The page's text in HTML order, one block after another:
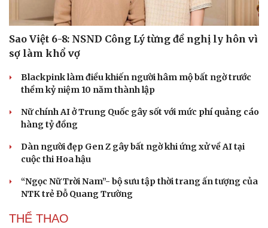
Hạt giống tâm hồn
Sao Việt 6-8: NSND Công Lý từng đề nghị ly hôn vì
sợ làm khổ vợ
Blackpink làm điều khiến người hâm mộ bất ngờ trước
thềm kỷ niệm 10 năm thành lập
Nữ chính AI ở Trung Quốc gây sốt với mức phí quảng cáo
hàng tỷ đồng
Dàn người đẹp Gen Z gây bất ngờ khi ứng xử về AI tại
cuộc thi Hoa hậu
“Ngọc Nữ Trời Nam”- bộ sưu tập thời trang ấn tượng của
NTK trẻ Đỗ Quang Trường
THỂ THAO